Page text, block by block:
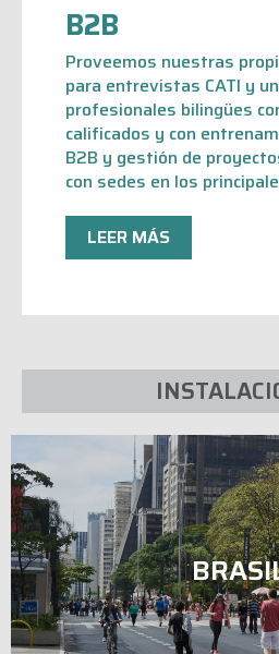
B2B
Proveemos nuestras
para entrevistas CATI y
profesionales bilingües
calificados y con
B2B y gestión de
con sedes en los
LEER MÁS